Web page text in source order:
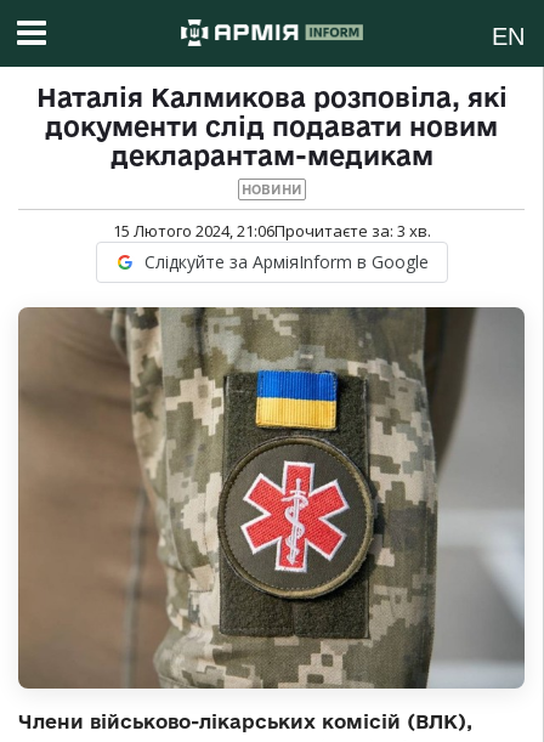
EN
Наталія Калмикова розповіла, які
документи слід подавати новим
декларантам-медикам
НОВИНИ
15 Лютого 2024, 21:06Прочитаєте за: 3 хв.
Слідкуйте за АрміяInform в Google
Члени військово-лікарських комісій (ВЛК),